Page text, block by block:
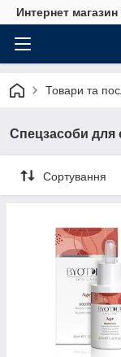
Интернет
Товари та
Спецзасоби для
Сортування